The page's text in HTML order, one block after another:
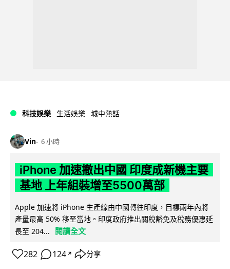
科技娛樂 生活娛樂 城中熱話
Vin 6 小時
iPhone 加速撤出中國 印度成新機主要
基地 上年組裝增至5500萬部
Apple 加速將 iPhone 生產線由中國轉往印度，目標兩年內將
產量最高 50% 移至當地。印度政府推出關稅豁免及稅務優惠延
長至 204...
閱讀全文
282 124 ↗ 分享